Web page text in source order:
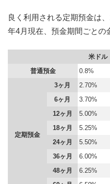
良く利用される定期預金は
年4月現在、預金期間ごとの
米ドル
普通預金
0.8%
定期預金
3ヶ月 2.70%
6ヶ月
3.70%
12ヶ月
5.00%
18ヶ月
5.25%
24ヶ月
5.50%
36ヶ月
6.00%
48ヶ月
6.25%